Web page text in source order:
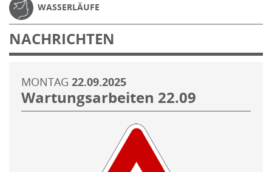
WASSERLÄUFE
NACHRICHTEN
MONTAG 22.09.2025
Wartungsarbeiten 22.09